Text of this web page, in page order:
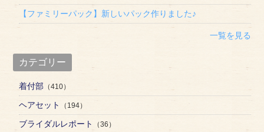
【ファミリーパック】新しいパック作りました♪
一覧を見る
カテゴリー
着付部 （410）
ヘアセット （194）
ブライダルレポート （36）